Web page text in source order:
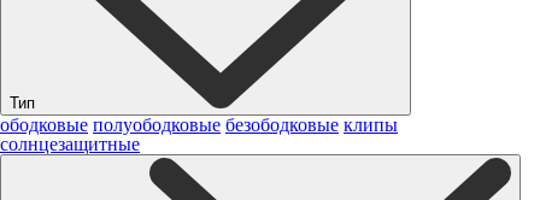
Тип
ободковые полуободковые безободковые клипы
солнцезащитные